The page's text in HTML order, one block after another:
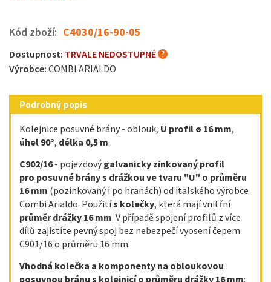
Kód zboží: C4030/16-90-05
Dostupnost: TRVALE NEDOSTUPNÉ
Výrobce: COMBI ARIALDO
Podrobný popis
Kolejnice posuvné brány - oblouk, U profil ø 16 mm,
úhel 90°, délka 0,5 m.
C902/16- pojezdový galvanicky zinkovaný profil
pro posuvné brány s drážkou ve tvaru "U" o průměru
16 mm (pozinkovaný i po hranách) od italského výrobce
Combi Arialdo. Použitís kolečky, která mají vnitřní
průměr drážky 16 mm. V případě spojení profilů z více
dílů zajistíte pevný spoj bez nebezpečí vyosení čepem
C901/16 o průměru 16 mm.
Vhodná kolečka a komponenty na obloukovou
posuvnou bránu s kolejnicí o průměru drážky 16 mm: